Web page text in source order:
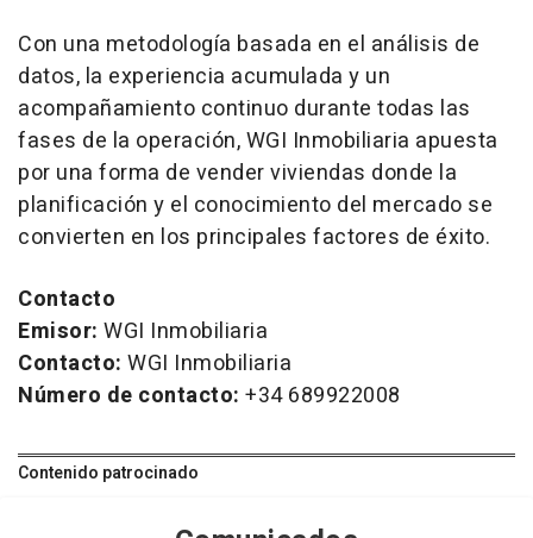
Con una metodología basada en el análisis de
datos, la experiencia acumulada y un
acompañamiento continuo durante todas las
fases de la operación, WGI Inmobiliaria apuesta
por una forma de vender viviendas donde la
planificación y el conocimiento del mercado se
convierten en los principales factores de éxito.
Contacto
Emisor: WGI Inmobiliaria
Contacto: WGI Inmobiliaria
Número de contacto: +34 689922008
Contenido patrocinado